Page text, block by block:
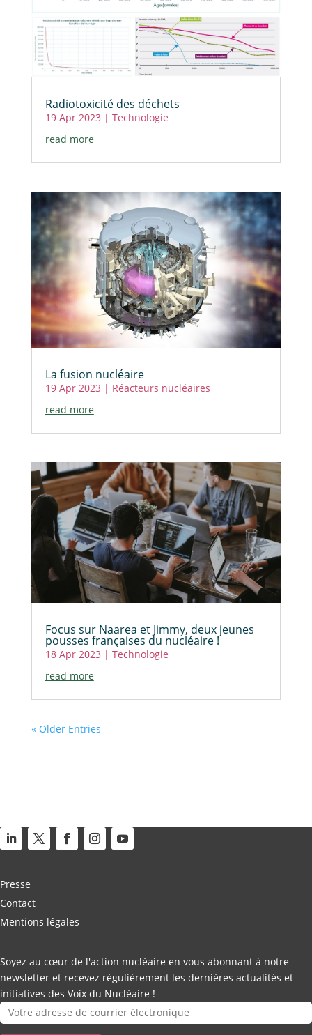
Radiotoxicité des déchets
19 Apr 2023 | Technologie
read more
La fusion nucléaire
19 Apr 2023 | Réacteurs nucléaires
read more
Focus sur Naarea et Jimmy, deux jeunes
pousses françaises du nucléaire !
18 Apr 2023 | Technologie
read more
« Older Entries
Presse
Contact
Mentions légales
Soyez au cœur de l'action nucléaire en vous abonnant à notre
newsletter et recevez régulièrement les dernières actualités et
initiatives des Voix du Nucléaire !